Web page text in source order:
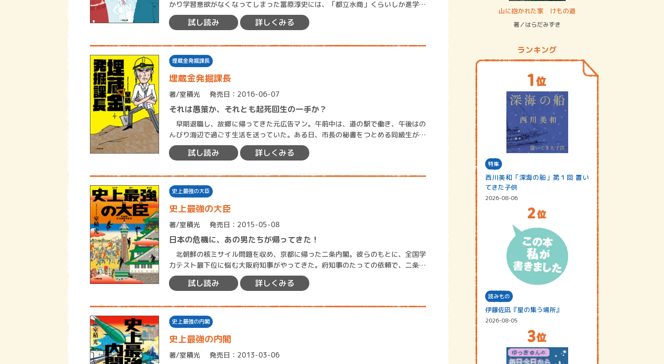
かり学習意欲がなくなってしまった冨原淳史には、「都立水商」くらいしか進学で
きる高校はなかった。嫌々進学したにもか…
試し読み 詳しくみる
埋蔵金発掘課長
埋蔵金発掘課長
著/室積光 発売日：2016-06-07
それは愚策か、それとも起死回生の一手か？
早期退職し、故郷に帰ってきた元広告マン。午前中は、道の駅で働き、午後はの
んびり海辺で過ごす生活を送っていた。ある日、市長の秘書をつとめる同級生が、
市長直々のお願いがあるとやってくる。お…
試し読み 詳しくみる
史上最強の大臣
史上最強の大臣
著/室積光 発売日：2015-05-08
日本の危機に、あの男たちが帰ってきた！
北朝鮮の核ミサイル問題を収め、京都に帰った二条内閣。彼らのもとに、全国学
力テスト最下位に悩む大阪府知事がやってきた。府知事のたっての依頼で、二条内
閣は裏方として教育問題に取り組むことに…
試し読み 詳しくみる
史上最強の内閣
史上最強の内閣
著/室積光 発売日：2013-03-06
山に抱かれた家 けもの道
著／はらだみずき
ランキング
特集
西川美和「深海の船」第１回 置い
てきた子供
2026-08-06
読みもの
伊藤佐凪『星の集う場所』
2026-08-05